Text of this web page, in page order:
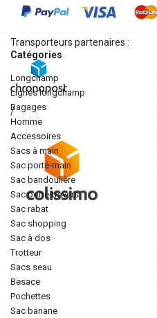
Transporteurs partenaires :
/
Catégories
longchamp
lignes longchamp
bagages
homme
accessoires
sacs à main
sac porté-main
sac bandoulière
sac porté-travers
sac rabat
sac shopping
sac à dos
trotteur
sacs seau
besace
pochettes
sac banane